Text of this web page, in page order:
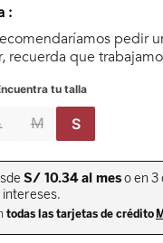
:
pedir
recuerda que
tu talla
M S